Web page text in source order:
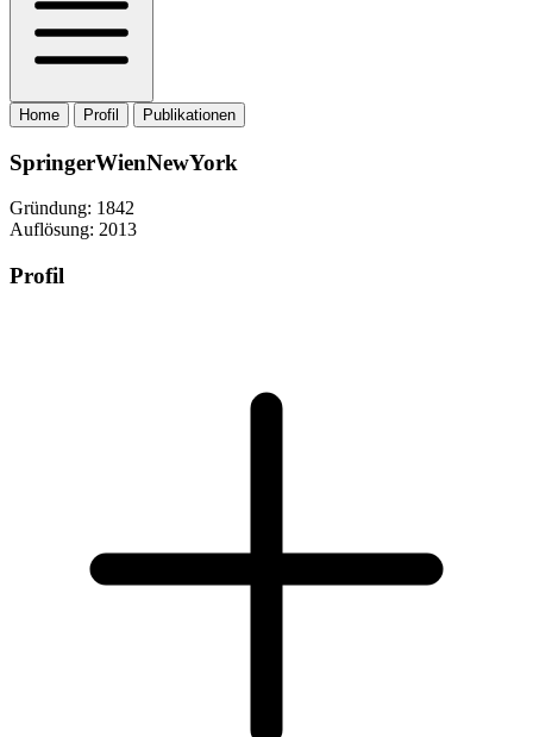
Home Profil Publikationen
SpringerWienNewYork
Gründung: 1842
Auflösung: 2013
Profil